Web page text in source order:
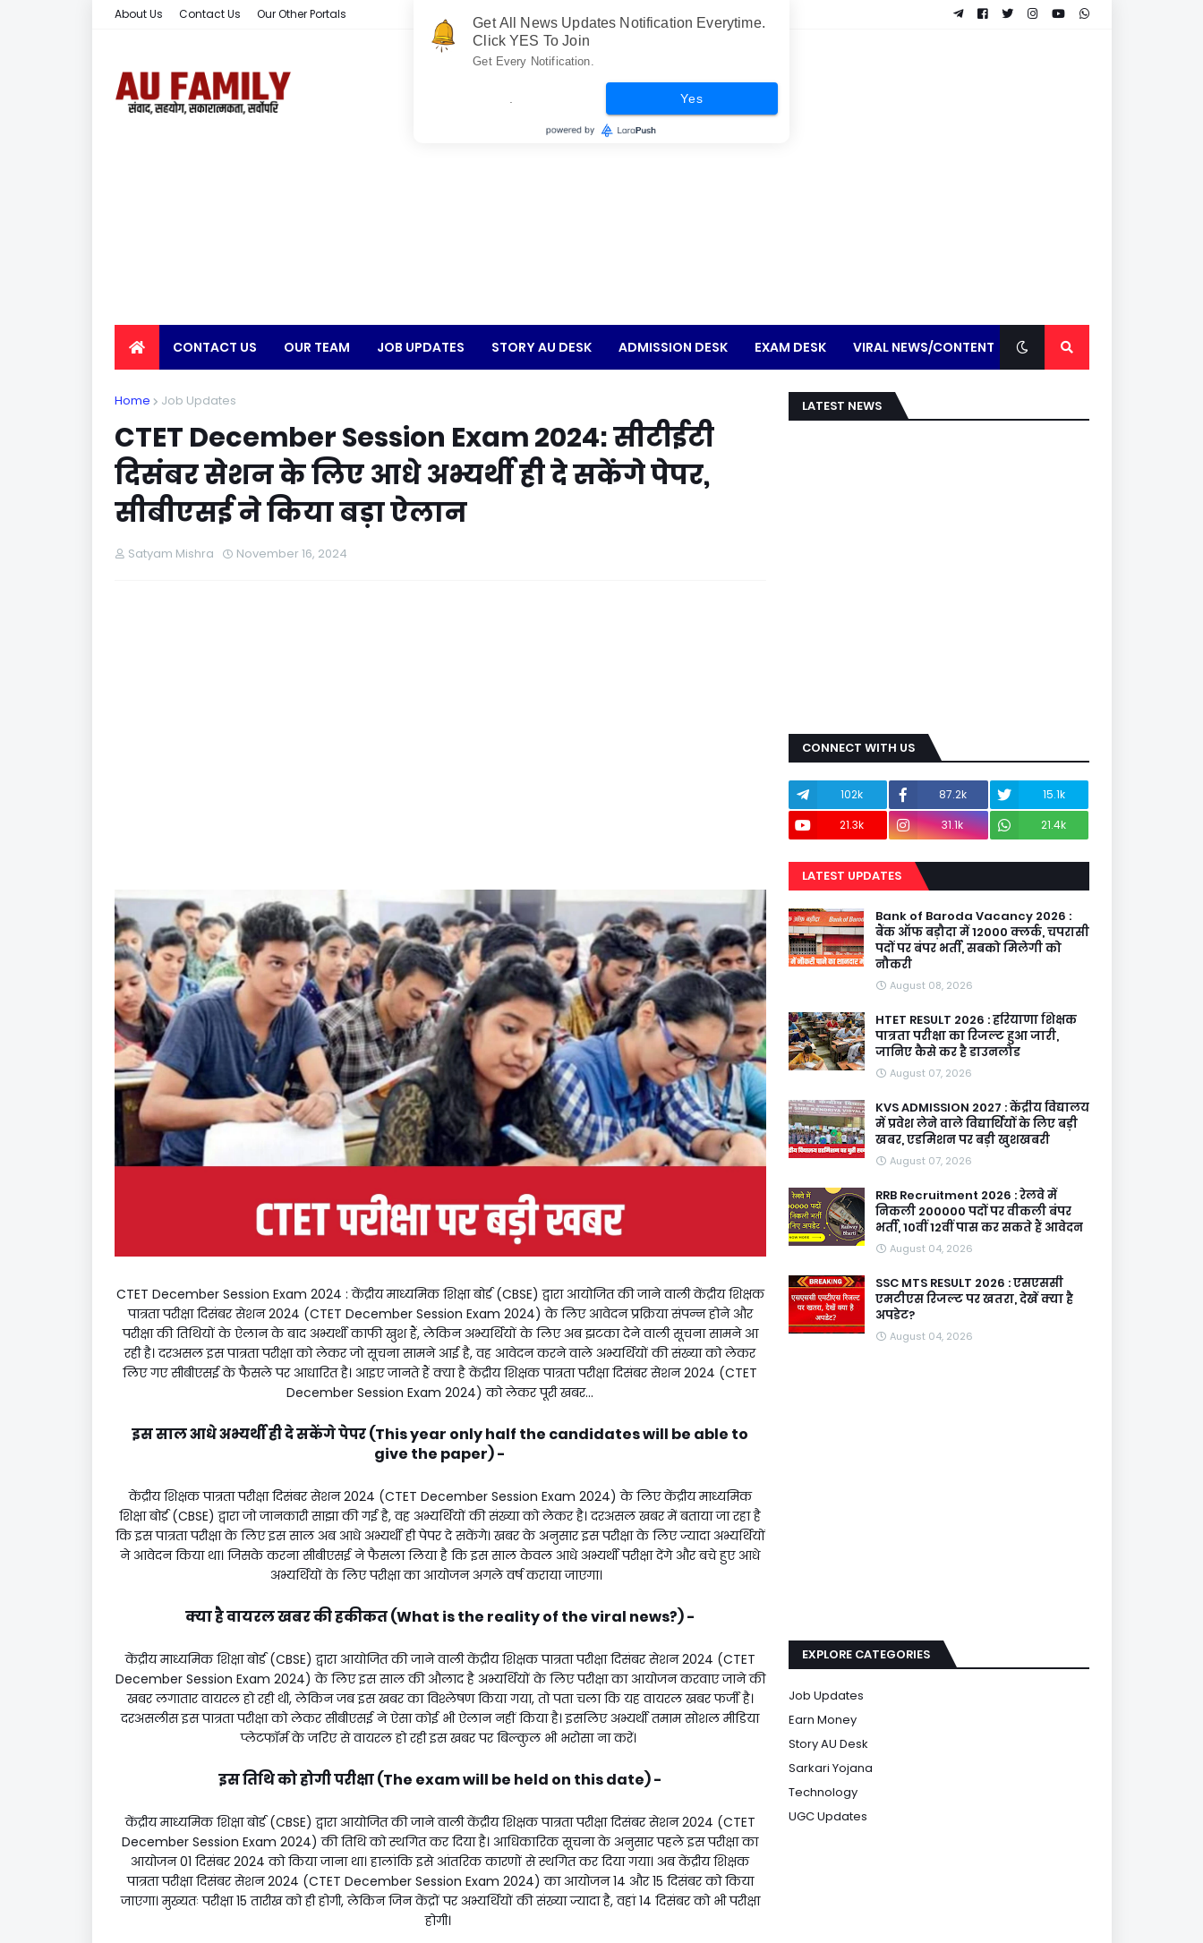
About Us Contact Us Our Other Portals
CONTACT US OUR TEAM JOB UPDATES STORY AU DESK ADMISSION DESK EXAM DESK VIRAL NEWS/CONTENT
EARN MONEY
Home Job Updates
CTET December Session Exam 2024: सीटीईटी
दिसंबर सेशन के लिए आधे अभ्यर्थी ही दे सकेंगे पेपर,
सीबीएसई ने किया बड़ा ऐलान
Satyam Mishra November 16, 2024
CTET December Session Exam 2024 : केंद्रीय माध्यमिक शिक्षा बोर्ड (CBSE) द्वारा आयोजित की जाने वाली केंद्रीय शिक्षक
पात्रता परीक्षा दिसंबर सेशन 2024 (CTET December Session Exam 2024) के लिए आवेदन प्रक्रिया संपन्न होने और
परीक्षा की तिथियों के ऐलान के बाद अभ्यर्थी काफी खुश हैं, लेकिन अभ्यर्थियों के लिए अब झटका देने वाली सूचना सामने आ
रही है। दरअसल इस पात्रता परीक्षा को लेकर जो सूचना सामने आई है, वह आवेदन करने वाले अभ्यर्थियों की संख्या को लेकर
लिए गए सीबीएसई के फैसले पर आधारित है। आइए जानते हैं क्या है केंद्रीय शिक्षक पात्रता परीक्षा दिसंबर सेशन 2024 (CTET
December Session Exam 2024) को लेकर पूरी खबर...
इस साल आधे अभ्यर्थी ही दे सकेंगे पेपर (This year only half the candidates will be able to
give the paper) -
केंद्रीय शिक्षक पात्रता परीक्षा दिसंबर सेशन 2024 (CTET December Session Exam 2024) के लिए केंद्रीय माध्यमिक
शिक्षा बोर्ड (CBSE) द्वारा जो जानकारी साझा की गई है, वह अभ्यर्थियों की संख्या को लेकर है। दरअसल खबर में बताया जा रहा है
कि इस पात्रता परीक्षा के लिए इस साल अब आधे अभ्यर्थी ही पेपर दे सकेंगे। खबर के अनुसार इस परीक्षा के लिए ज्यादा अभ्यर्थियों
ने आवेदन किया था। जिसके करना सीबीएसई ने फैसला लिया है कि इस साल केवल आधे अभ्यर्थी परीक्षा देंगे और बचे हुए आधे
अभ्यर्थियों के लिए परीक्षा का आयोजन अगले वर्ष कराया जाएगा।
क्या है वायरल खबर की हकीकत (What is the reality of the viral news?) -
केंद्रीय माध्यमिक शिक्षा बोर्ड (CBSE) द्वारा आयोजित की जाने वाली केंद्रीय शिक्षक पात्रता परीक्षा दिसंबर सेशन 2024 (CTET
December Session Exam 2024) के लिए इस साल की औलाद है अभ्यर्थियों के लिए परीक्षा का आयोजन करवाए जाने की
खबर लगातार वायरल हो रही थी, लेकिन जब इस खबर का विश्लेषण किया गया, तो पता चला कि यह वायरल खबर फर्जी है।
दरअसलीस इस पात्रता परीक्षा को लेकर सीबीएसई ने ऐसा कोई भी ऐलान नहीं किया है। इसलिए अभ्यर्थी तमाम सोशल मीडिया
प्लेटफॉर्म के जरिए से वायरल हो रही इस खबर पर बिल्कुल भी भरोसा ना करें।
इस तिथि को होगी परीक्षा (The exam will be held on this date) -
केंद्रीय माध्यमिक शिक्षा बोर्ड (CBSE) द्वारा आयोजित की जाने वाली केंद्रीय शिक्षक पात्रता परीक्षा दिसंबर सेशन 2024 (CTET
December Session Exam 2024) की तिथि को स्थगित कर दिया है। आधिकारिक सूचना के अनुसार पहले इस परीक्षा का
आयोजन 01 दिसंबर 2024 को किया जाना था। हालांकि इसे आंतरिक कारणों से स्थगित कर दिया गया। अब केंद्रीय शिक्षक
पात्रता परीक्षा दिसंबर सेशन 2024 (CTET December Session Exam 2024) का आयोजन 14 और 15 दिसंबर को किया
जाएगा। मुख्यतः परीक्षा 15 तारीख को ही होगी, लेकिन जिन केंद्रों पर अभ्यर्थियों की संख्या ज्यादा है, वहां 14 दिसंबर को भी परीक्षा
होगी।
LATEST NEWS
CONNECT WITH US
102k 87.2k
15.1k
21.3k
31.1k 21.4k
LATEST UPDATES
Bank of Baroda Vacancy 2026 :
बैंक ऑफ बड़ौदा में 12000 क्लर्क, चपरासी
पदों पर बंपर भर्ती, सबको मिलेगी को
नौकरी
August 08, 2026
HTET RESULT 2026 : हरियाणा शिक्षक
पात्रता परीक्षा का रिजल्ट हुआ जारी,
जानिए कैसे कर है डाउनलोड
August 07, 2026
KVS ADMISSION 2027 : केंद्रीय विद्यालय
में प्रवेश लेने वाले विद्यार्थियों के लिए बड़ी
खबर, एडमिशन पर बड़ी खुशखबरी
August 07, 2026
RRB Recruitment 2026 : रेलवे में
निकली 200000 पदों पर वीकली बंपर
भर्ती, 10वीं 12वीं पास कर सकते हैं आवेदन
August 04, 2026
SSC MTS RESULT 2026 : एसएससी
एमटीएस रिजल्ट पर खतरा, देखें क्या है
अपडेट?
August 04, 2026
EXPLORE CATEGORIES
Job Updates
Earn Money
Story AU Desk
Sarkari Yojana
Technology
UGC Updates
Get All News Updates Notification Everytime.
Click YES To Join
Get Every Notification.
Yes